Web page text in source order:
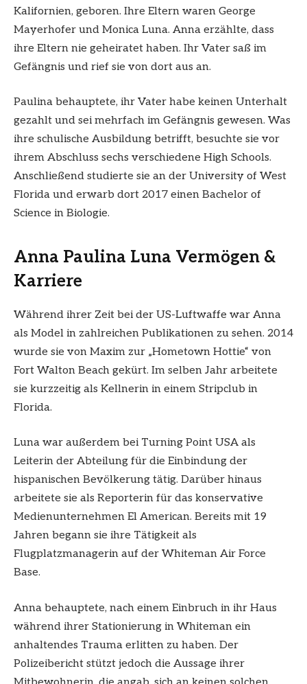
Kalifornien, geboren. Ihre Eltern waren George
Mayerhofer und Monica Luna. Anna erzählte, dass
ihre Eltern nie geheiratet haben. Ihr Vater saß im
Gefängnis und rief sie von dort aus an.
Paulina behauptete, ihr Vater habe keinen Unterhalt
gezahlt und sei mehrfach im Gefängnis gewesen. Was
ihre schulische Ausbildung betrifft, besuchte sie vor
ihrem Abschluss sechs verschiedene High Schools.
Anschließend studierte sie an der University of West
Florida und erwarb dort 2017 einen Bachelor of
Science in Biologie.
Anna Paulina Luna Vermögen &
Karriere
Während ihrer Zeit bei der US-Luftwaffe war Anna
als Model in zahlreichen Publikationen zu sehen. 2014
wurde sie von Maxim zur „Hometown Hottie“ von
Fort Walton Beach gekürt. Im selben Jahr arbeitete
sie kurzzeitig als Kellnerin in einem Stripclub in
Florida.
Luna war außerdem bei Turning Point USA als
Leiterin der Abteilung für die Einbindung der
hispanischen Bevölkerung tätig. Darüber hinaus
arbeitete sie als Reporterin für das konservative
Medienunternehmen El American. Bereits mit 19
Jahren begann sie ihre Tätigkeit als
Flugplatzmanagerin auf der Whiteman Air Force
Base.
Anna behauptete, nach einem Einbruch in ihr Haus
während ihrer Stationierung in Whiteman ein
anhaltendes Trauma erlitten zu haben. Der
Polizeibericht stützt jedoch die Aussage ihrer